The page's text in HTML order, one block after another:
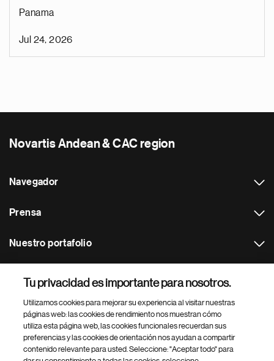
Panama
Jul 24, 2026
Novartis Andean & CAC region
Navegador
Prensa
Nuestro portafolio
Footer Site Search
Tu privacidad es importante para nosotros.
Utilizamos cookies para mejorar su experiencia al visitar nuestras
páginas web: las cookies de rendimiento nos muestran cómo
utiliza esta página web, las cookies funcionales recuerdan sus
preferencias y las cookies de orientación nos ayudan a compartir
contenido relevante para usted. Seleccione: "Aceptar todo" para